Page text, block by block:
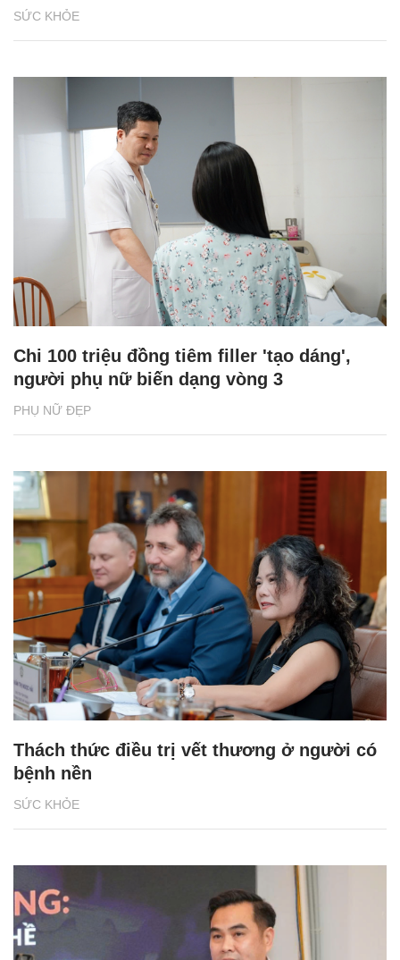
SỨC KHỎE
PHỤ NỮ ĐẸP
Chi 100 triệu đồng tiêm filler 'tạo dáng',
người phụ nữ biến dạng vòng 3
SỨC KHỎE
Thách thức điều trị vết thương ở người có
bệnh nền